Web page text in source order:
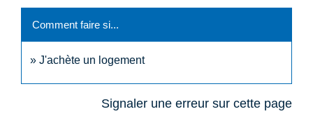
Comment faire si...
J'achète un logement
Signaler une erreur sur cette page